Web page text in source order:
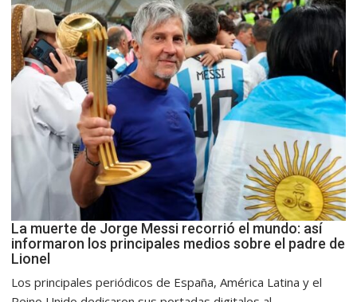
La muerte de Jorge Messi recorrió el mundo: así
informaron los principales medios sobre el padre de
Lionel
Los principales periódicos de España, América Latina y el